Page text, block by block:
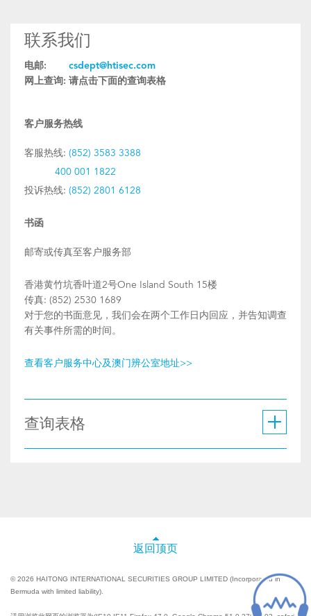
联系我们
电邮:
csdept@htisec.com
网上查询: 请点击下面的查询表格
客户服务热线
客服热线: (852) 3583 3388
400 001 1822
投诉热线: (852) 2801 6128
书函
邮寄或传真至客户服务部
香港黄竹坑香叶道2号One Island South 15楼
传真: (852) 2530 1689
对于您的书面意见，我们会在两个工作日内回应，并告知调查
有关事件所需的时间。
查看客户服务中心及澳门辨公室地址>>
查询表格
返回顶页
© 2026 HAITONG INTERNATIONAL SECURITIES GROUP LIMITED (Incorporated in
Bermuda with limited liability).